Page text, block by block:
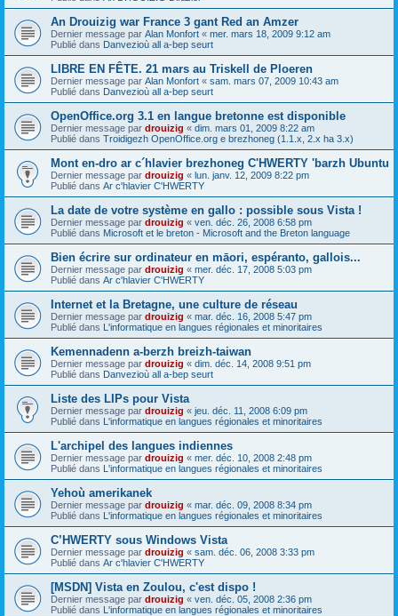
An Drouizig war France 3 gant Red an Amzer
Dernier message par Alan Monfort « mer. mars 18, 2009 9:12 am
Publié dans Danvezioù all a-bep seurt
LIBRE EN FÊTE. 21 mars au Triskell de Ploeren
Dernier message par Alan Monfort « sam. mars 07, 2009 10:43 am
Publié dans Danvezioù all a-bep seurt
OpenOffice.org 3.1 en langue bretonne est disponible
Dernier message par drouizig « dim. mars 01, 2009 8:22 am
Publié dans Troidigezh OpenOffice.org e brezhoneg (1.1.x, 2.x ha 3.x)
Mont en-dro ar c´hlavier brezhoneg C'HWERTY 'barzh Ubuntu
Dernier message par drouizig « lun. janv. 12, 2009 8:22 pm
Publié dans Ar c'hlavier C'HWERTY
La date de votre système en gallo : possible sous Vista !
Dernier message par drouizig « ven. déc. 26, 2008 6:58 pm
Publié dans Microsoft et le breton - Microsoft and the Breton language
Bien écrire sur ordinateur en māori, espéranto, gallois...
Dernier message par drouizig « mer. déc. 17, 2008 5:03 pm
Publié dans Ar c'hlavier C'HWERTY
Internet et la Bretagne, une culture de réseau
Dernier message par drouizig « mar. déc. 16, 2008 5:47 pm
Publié dans L'informatique en langues régionales et minoritaires
Kemennadenn a-berzh breizh-taiwan
Dernier message par drouizig « dim. déc. 14, 2008 9:51 pm
Publié dans Danvezioù all a-bep seurt
Liste des LIPs pour Vista
Dernier message par drouizig « jeu. déc. 11, 2008 6:09 pm
Publié dans L'informatique en langues régionales et minoritaires
L'archipel des langues indiennes
Dernier message par drouizig « mer. déc. 10, 2008 2:48 pm
Publié dans L'informatique en langues régionales et minoritaires
Yehoù amerikanek
Dernier message par drouizig « mar. déc. 09, 2008 8:34 pm
Publié dans L'informatique en langues régionales et minoritaires
C’HWERTY sous Windows Vista
Dernier message par drouizig « sam. déc. 06, 2008 3:33 pm
Publié dans Ar c'hlavier C'HWERTY
[MSDN] Vista en Zoulou, c'est dispo !
Dernier message par drouizig « ven. déc. 05, 2008 2:36 pm
Publié dans L'informatique en langues régionales et minoritaires